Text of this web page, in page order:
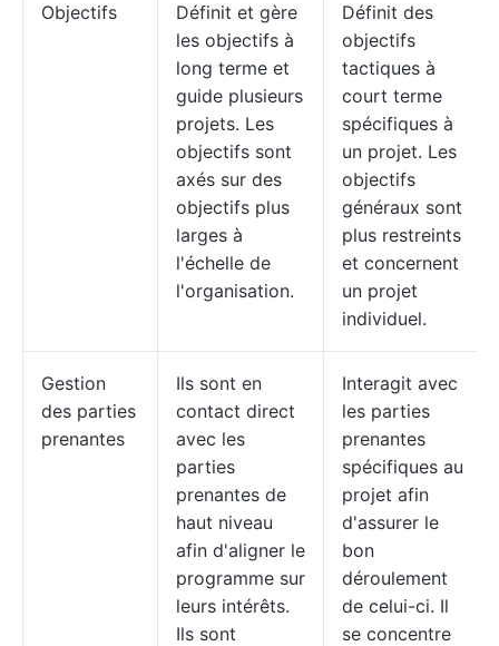
Objectifs
Définit et gère
les objectifs à
long terme et
guide plusieurs
projets. Les
objectifs sont
axés sur des
objectifs plus
larges à
l'échelle de
l'organisation.
Définit des
objectifs
tactiques à
court terme
spécifiques à
un projet. Les
objectifs
généraux sont
plus restreints
et concernent
un projet
individuel.
Gestion
des parties
prenantes
Ils sont en
contact direct
avec les
parties
prenantes de
haut niveau
afin d'aligner le
programme sur
leurs intérêts.
Ils sont
Interagit avec
les parties
prenantes
spécifiques au
projet afin
d'assurer le
bon
déroulement
de celui-ci. Il
se concentre